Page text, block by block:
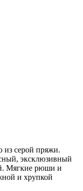
серой пряжи.
эксклюзивный
Мягкие рюши и
и хрупкой